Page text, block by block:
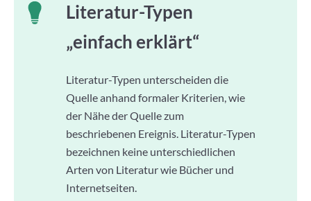
Literatur-Typen
„einfach erklärt“
Literatur-Typen unterscheiden die
Quelle anhand formaler Kriterien, wie
der Nähe der Quelle zum
beschriebenen Ereignis. Literatur-Typen
bezeichnen keine unterschiedlichen
Arten von Literatur wie Bücher und
Internetseiten.